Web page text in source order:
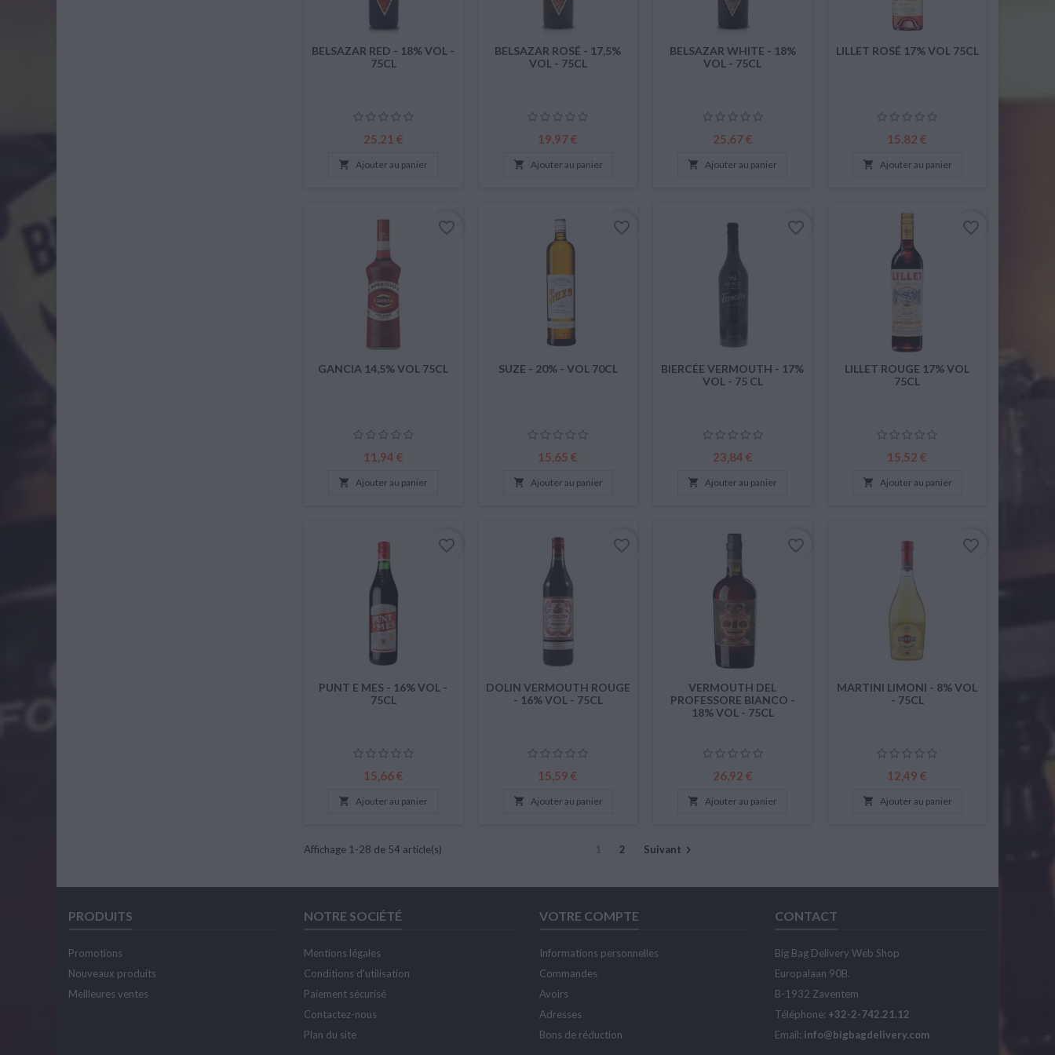
BELSAZAR RED - 18% VOL -
75CL
Prix
25,21 €
 Ajouter au panier
BELSAZAR ROSÉ - 17,5%
VOL - 75CL
Prix
19,97 €
 Ajouter au panier
BELSAZAR WHITE - 18%
VOL - 75CL
Prix
25,67 €
 Ajouter au panier
LILLET ROSÉ 17% VOL 75CL
Prix
15,82 €
 Ajouter au panier
GANCIA 14,5% VOL 75CL
Prix
11,94 €
 Ajouter au panier
favorite_border
SUZE - 20% - VOL 70CL
Prix
15,65 €
 Ajouter au panier
favorite_border
BIERCÉE VERMOUTH - 17%
VOL - 75 CL
Prix
23,84 €
 Ajouter au panier
favorite_border
LILLET ROUGE 17% VOL
75CL
Prix
15,52 €
 Ajouter au panier
favorite_border
PUNT E MES - 16% VOL -
75CL
Prix
15,66 €
 Ajouter au panier
favorite_border
DOLIN VERMOUTH ROUGE
- 16% VOL - 75CL
Prix
15,59 €
 Ajouter au panier
favorite_border
VERMOUTH DEL
PROFESSORE BIANCO -
18% VOL - 75CL
Prix
26,92 €
 Ajouter au panier
favorite_border
MARTINI LIMONI - 8% VOL
- 75CL
Prix
12,49 €
 Ajouter au panier
favorite_border
Affichage 1-28 de 54 article(s) 1 2 Suivant 
PRODUITS
Promotions
Nouveaux produits
Meilleures ventes
NOTRE SOCIÉTÉ
Mentions légales
Conditions d'utilisation
Paiement sécurisé
Contactez-nous
Plan du site
VOTRE COMPTE
Informations personnelles
Commandes
Avoirs
Adresses
Bons de réduction
CONTACT
Big Bag Delivery Web Shop
Europalaan 90B.
B-1932 Zaventem
Téléphone: +32-2-742.21.12
Email: info@bigbagdelivery.com